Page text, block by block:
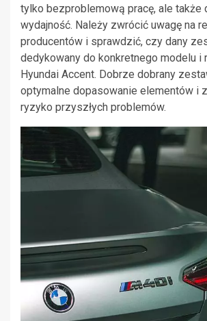
tylko bezproblemową pracę, ale także
wydajność. Należy zwrócić uwagę na
producentów i sprawdzić, czy dany
dedykowany do konkretnego modelu i
Hyundai Accent. Dobrze dobrany
optymalne dopasowanie elementów i
ryzyko przyszłych problemów.